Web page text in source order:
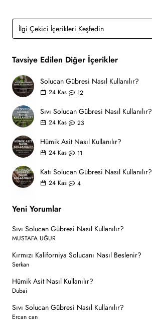
Tavsiye Edilen Diğer İçerikler
Solucan Gübresi Nasıl Kullanılır?
24 Kas 12
Sıvı Solucan Gübresi Nasıl Kullanılır?
24 Kas 23
Hümik Asit Nasıl Kullanılır?
24 Kas 11
Katı Solucan Gübresi Nasıl Kullanılır?
24 Kas 4
Yeni Yorumlar
Sıvı Solucan Gübresi Nasıl Kullanılır?
MUSTAFA UĞUR
Kırmızı Kaliforniya Solucanı Nasıl Beslenir?
Serkan
Hümik Asit Nasıl Kullanılır?
Dubai
Sıvı Solucan Gübresi Nasıl Kullanılır?
Ercan can